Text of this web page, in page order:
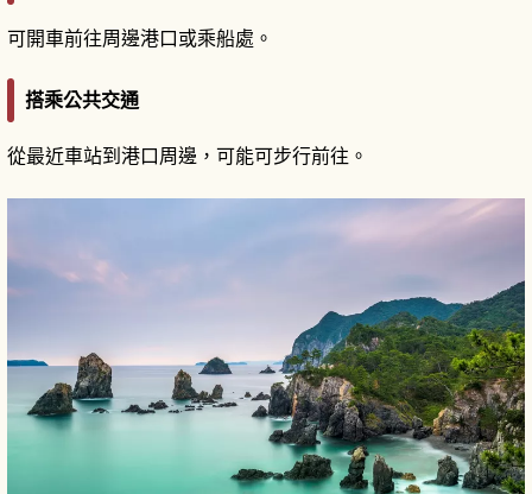
可開車前往周邊港口或乘船處。
搭乘公共交通
從最近車站到港口周邊，可能可步行前往。